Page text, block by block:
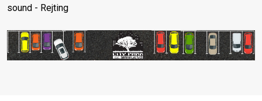
sound - Rejting